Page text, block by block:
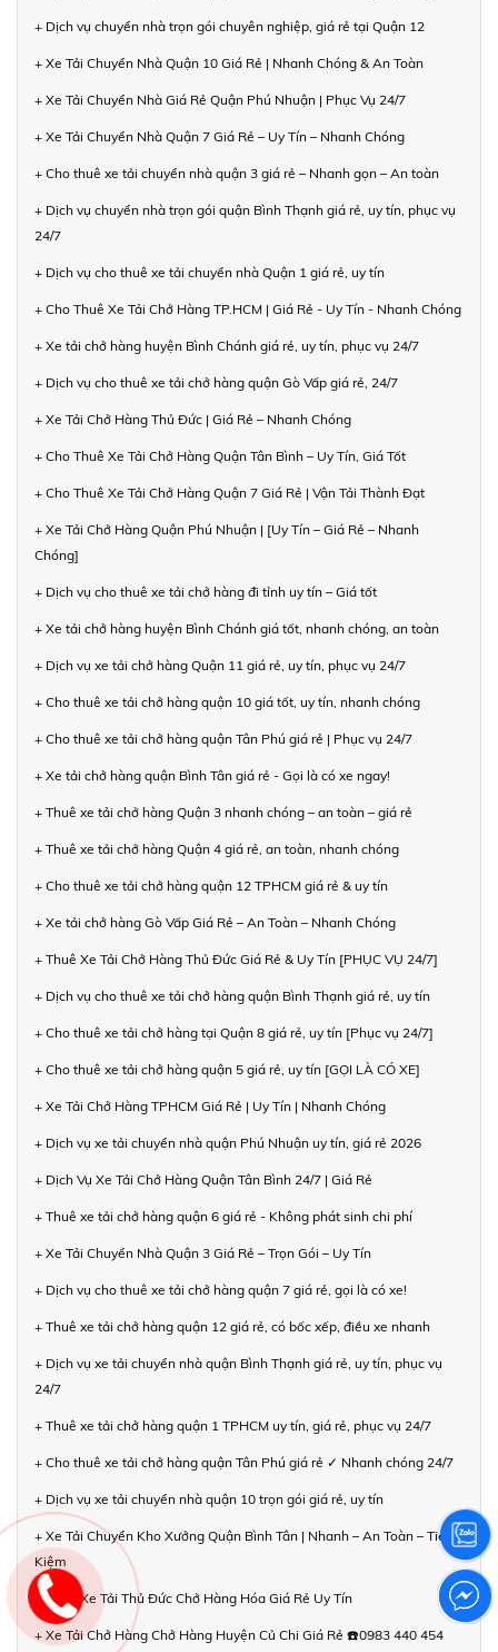
+ Dịch vụ chuyển nhà trọn gói chuyên nghiệp, giá rẻ tại Quận 12
+ Xe Tải Chuyển Nhà Quận 10 Giá Rẻ | Nhanh Chóng & An Toàn
+ Xe Tải Chuyển Nhà Giá Rẻ Quận Phú Nhuận | Phục Vụ 24/7
+ Xe Tải Chuyển Nhà Quận 7 Giá Rẻ – Uy Tín – Nhanh Chóng
+ Cho thuê xe tải chuyển nhà quận 3 giá rẻ – Nhanh gọn – An toàn
+ Dịch vụ chuyển nhà trọn gói quận Bình Thạnh giá rẻ, uy tín, phục vụ
24/7
+ Dịch vụ cho thuê xe tải chuyển nhà Quận 1 giá rẻ, uy tín
+ Cho Thuê Xe Tải Chở Hàng TP.HCM | Giá Rẻ - Uy Tín - Nhanh Chóng
+ Xe tải chở hàng huyện Bình Chánh giá rẻ, uy tín, phục vụ 24/7
+ Dịch vụ cho thuê xe tải chở hàng quận Gò Vấp giá rẻ, 24/7
+ Xe Tải Chở Hàng Thủ Đức | Giá Rẻ – Nhanh Chóng
+ Cho Thuê Xe Tải Chở Hàng Quận Tân Bình – Uy Tín, Giá Tốt
+ Cho Thuê Xe Tải Chở Hàng Quận 7 Giá Rẻ | Vận Tải Thành Đạt
+ Xe Tải Chở Hàng Quận Phú Nhuận | [Uy Tín – Giá Rẻ – Nhanh
Chóng]
+ Dịch vụ cho thuê xe tải chở hàng đi tỉnh uy tín – Giá tốt
+ Xe tải chở hàng huyện Bình Chánh giá tốt, nhanh chóng, an toàn
+ Dịch vụ xe tải chở hàng Quận 11 giá rẻ, uy tín, phục vụ 24/7
+ Cho thuê xe tải chở hàng quận 10 giá tốt, uy tín, nhanh chóng
+ Cho thuê xe tải chở hàng quận Tân Phú giá rẻ | Phục vụ 24/7
+ Xe tải chở hàng quận Bình Tân giá rẻ - Gọi là có xe ngay!
+ Thuê xe tải chở hàng Quận 3 nhanh chóng – an toàn – giá rẻ
+ Thuê xe tải chở hàng Quận 4 giá rẻ, an toàn, nhanh chóng
+ Cho thuê xe tải chở hàng quận 12 TPHCM giá rẻ & uy tín
+ Xe tải chở hàng Gò Vấp Giá Rẻ – An Toàn – Nhanh Chóng
+ Thuê Xe Tải Chở Hàng Thủ Đức Giá Rẻ & Uy Tín [PHỤC VỤ 24/7]
+ Dịch vụ cho thuê xe tải chở hàng quận Bình Thạnh giá rẻ, uy tín
+ Cho thuê xe tải chở hàng tại Quận 8 giá rẻ, uy tín [Phục vụ 24/7]
+ Cho thuê xe tải chở hàng quận 5 giá rẻ, uy tín [GỌI LÀ CÓ XE]
+ Xe Tải Chở Hàng TPHCM Giá Rẻ | Uy Tín | Nhanh Chóng
+ Dịch vụ xe tải chuyển nhà quận Phú Nhuận uy tín, giá rẻ 2026
+ Dịch Vụ Xe Tải Chở Hàng Quận Tân Bình 24/7 | Giá Rẻ
+ Thuê xe tải chở hàng quận 6 giá rẻ - Không phát sinh chi phí
+ Xe Tải Chuyển Nhà Quận 3 Giá Rẻ – Trọn Gói – Uy Tín
+ Dịch vụ cho thuê xe tải chở hàng quận 7 giá rẻ, gọi là có xe!
+ Thuê xe tải chở hàng quận 12 giá rẻ, có bốc xếp, điều xe nhanh
+ Dịch vụ xe tải chuyển nhà quận Bình Thạnh giá rẻ, uy tín, phục vụ
24/7
+ Thuê xe tải chở hàng quận 1 TPHCM uy tín, giá rẻ, phục vụ 24/7
+ Cho thuê xe tải chở hàng quận Tân Phú giá rẻ ✓ Nhanh chóng 24/7
+ Dịch vụ xe tải chuyển nhà quận 10 trọn gói giá rẻ, uy tín
+ Xe Tải Chuyển Kho Xưởng Quận Bình Tân | Nhanh – An Toàn – Tiết
Kiệm
+ Thuê Xe Tải Thủ Đức Chở Hàng Hóa Giá Rẻ Uy Tín
+ Xe Tải Chở Hàng Chở Hàng Huyện Củ Chi Giá Rẻ ☎️0983 440 454